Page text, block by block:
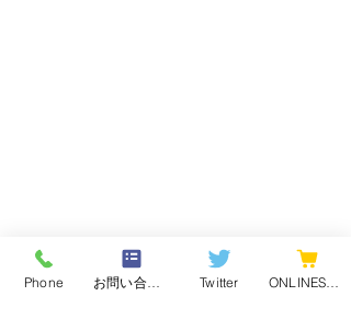
Phone お問い合わせフォーム Twitter